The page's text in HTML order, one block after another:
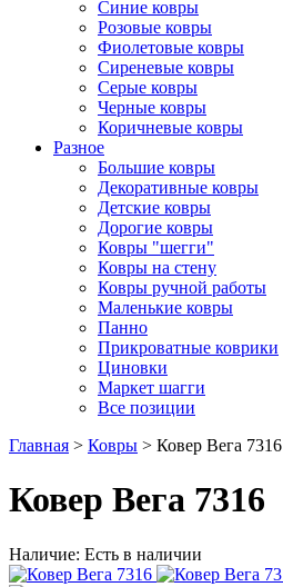
Синие ковры
Розовые ковры
Фиолетовые ковры
Сиреневые ковры
Серые ковры
Черные ковры
Коричневые ковры
Разное
Большие ковры
Декоративные ковры
Детские ковры
Дорогие ковры
Ковры "шегги"
Ковры на стену
Ковры ручной работы
Маленькие ковры
Панно
Прикроватные коврики
Циновки
Маркет шагги
Все позиции
Главная > Ковры > Ковер Вега 7316
Ковер Вега 7316
Наличие: Есть в наличии